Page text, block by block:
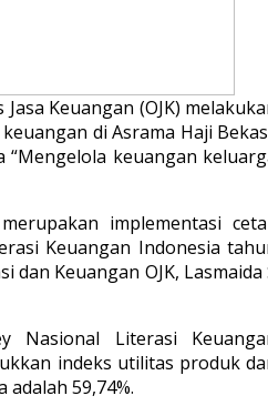
Jasa Keuangan (OJK)
di Asrama Haji
“Mengelola keuangan
implementasi
Keuangan Indonesia
dan Keuangan OJK, Lasmaida
Nasional Literasi
indeks utilitas produk
adalah 59,74%.